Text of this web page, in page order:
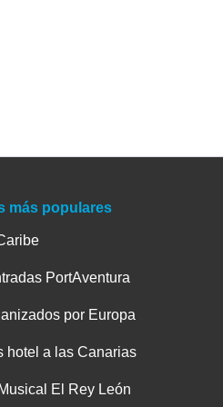
más populares
PortAventura
por Europa
hotel a las Canarias
El Rey León